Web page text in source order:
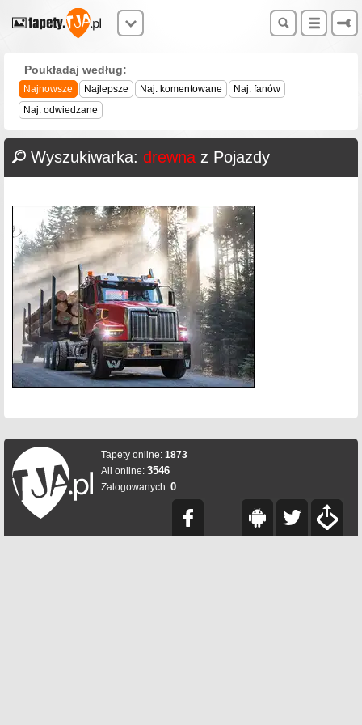
Poukładaj według:
Najnowsze Najlepsze Naj. komentowane
Naj. fanów
Naj. odwiedzane
Wyszukiwarka: drewna z Pojazdy
Tapety online: 1873
All online: 3546
Zalogowanych: 0